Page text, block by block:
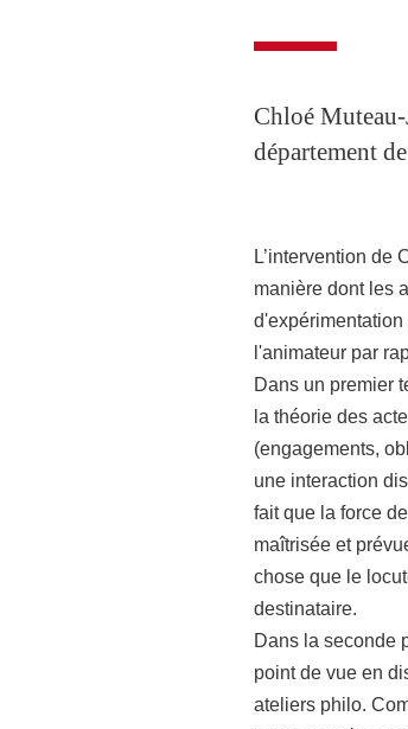
Chloé
département
L’intervention de
manière dont les
l'animateur par
Dans un premier
la théorie des
(engagements,
une interaction
fait que la force
maîtrisée et
chose que le
destinataire.
Dans la seconde
point de vue en
ateliers philo.